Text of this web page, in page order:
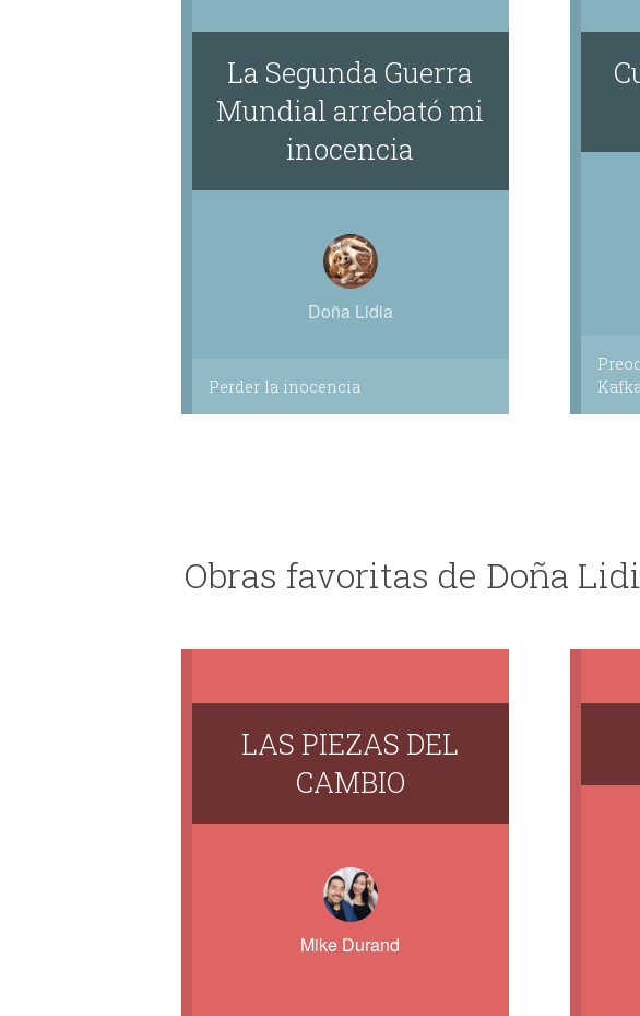
La Segunda Guerra
Mundial arrebató mi
inocencia
Doña Lidia
Perder la inocencia
Obras favoritas de Doña
LAS PIEZAS DEL
CAMBIO
Mike Durand